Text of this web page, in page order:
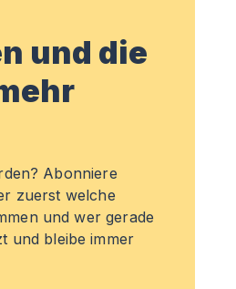
und die
Abonniere
zuerst welche
und wer gerade
und bleibe immer